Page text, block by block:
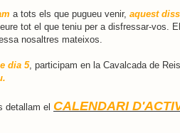
a tots els que pugueu venir, aquest
tot el que teniu per a disfressar-vos.
nosaltres mateixos.
dia 5, participam en la Cavalcada de
detallam el CALENDARI